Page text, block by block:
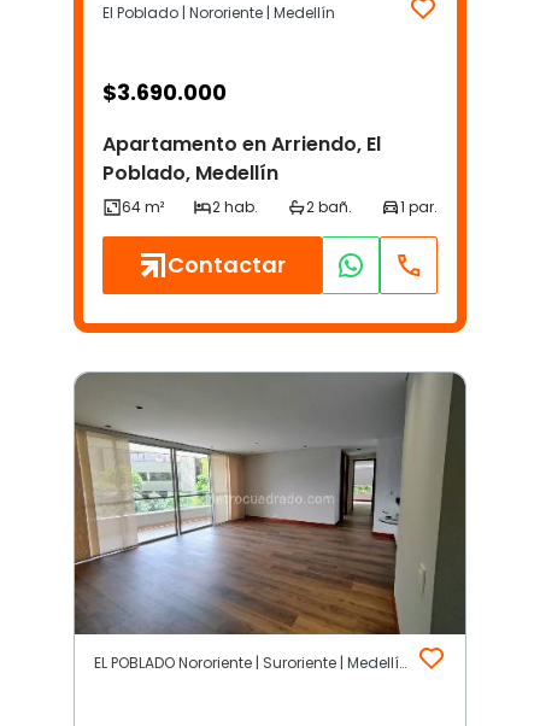
El Poblado | Nororiente | Medellín
$3.690.000
Apartamento en Arriendo, El
Poblado, Medellín
Contactar
EL POBLADO Nororiente | Suroriente | Medellín